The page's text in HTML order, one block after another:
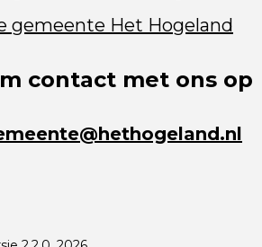
gemeente Het Hogeland
contact met ons op